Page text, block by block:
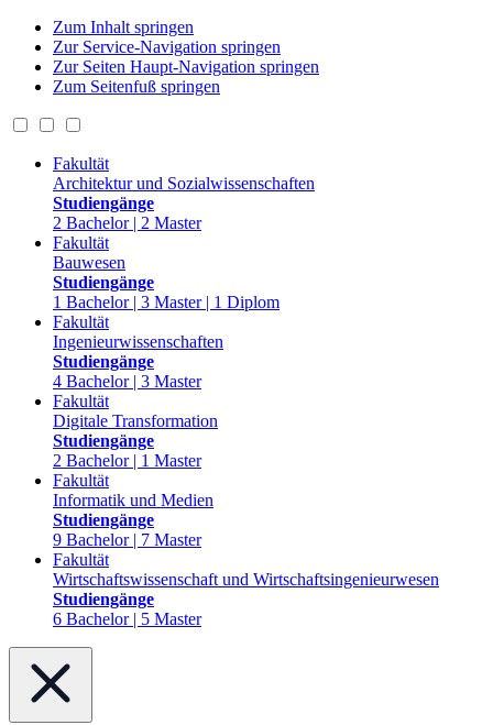
Zum Inhalt springen
Zur Service-Navigation springen
Zur Seiten Haupt-Navigation springen
Zum Seitenfuß springen
Fakultät
Architektur und Sozialwissenschaften
Studiengänge
2 Bachelor | 2 Master
Fakultät
Bauwesen
Studiengänge
1 Bachelor | 3 Master | 1 Diplom
Fakultät
Ingenieurwissenschaften
Studiengänge
4 Bachelor | 3 Master
Fakultät
Digitale Transformation
Studiengänge
2 Bachelor | 1 Master
Fakultät
Informatik und Medien
Studiengänge
9 Bachelor | 7 Master
Fakultät
Wirtschaftswissenschaft und Wirtschaftsingenieurwesen
Studiengänge
6 Bachelor | 5 Master